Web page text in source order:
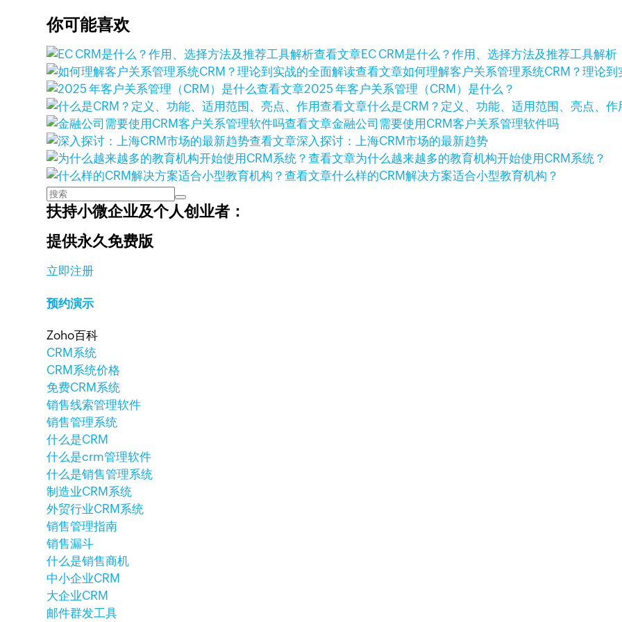
你可能喜欢
查看文章EC CRM是什么？作用、选择方法及推荐工具解析
查看文章如何理解客户关系管理系统CRM？理论
查看文章2025 年客户关系管理（CRM）是什么？
查看文章什么是CRM？定义、功能、适用范围、亮点、作
查看文章金融公司需要使用CRM客户关系管理软件吗
查看文章深入探讨：上海CRM市场的最新趋势
查看文章为什么越来越多的教育机构开始使用CRM系统？
查看文章什么样的CRM解决方案适合小型教育机构？
扶持小微企业及个人创业者：
提供永久免费版
立即注册
预约演示
Zoho百科
CRM系统
CRM系统价格
免费CRM系统
销售线索管理软件
销售管理系统
什么是CRM
什么是crm管理软件
什么是销售管理系统
制造业CRM系统
外贸行业CRM系统
销售管理指南
销售漏斗
什么是销售商机
中小企业CRM
大企业CRM
邮件群发工具